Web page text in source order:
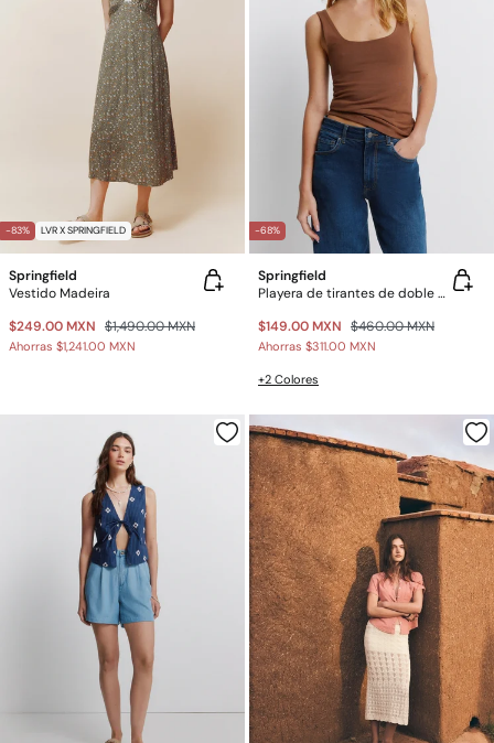
-83% LVR X SPRINGFIELD
Springfield
Vestido Madeira
$249.00 MXN $1,490.00 MXN
Ahorras $1,241.00 MXN
-68%
Springfield
Playera de tirantes de doble tejido
$149.00 MXN $460.00 MXN
Ahorras $311.00 MXN
+2 Colores